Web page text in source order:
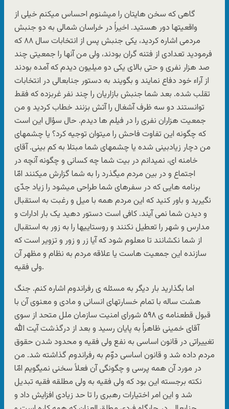
گاهی که سخن هایتان را میشنوم احساس میکنم خیلی از
واقعیتها دور هستید. اخیراً در خراسان شمالی به دو جنبش
مردمی اشاره کردید، یکی جنبش پس از انتخابات سال ۸۸ که
فرمودید تعدادی از فتنه گران بودند، ولی من آنها را جمعیتی چند
صد هزار نفری و حتی بالای یکی دو میلیون دیدم که آمده بودند
از آراء خود دفاع نمایند و بگویند به دستور جنابعالی در انتخابات
تقلب شده. بعد شما جنبش بازاریان را چند نفر غربزده که فقط
توانستند دو سه ظرف آشغال را آتش بزنند خطاب کردید و من
جمعیت هزاران نفری را در فیلم ها دیدم. حال سؤال این است
که چگونه این تفاوت فاحش را میتوان توجیه کرد؟ یا چشمهای
من دچار زیادبینی شده یا چشمهای شما مبتلا به کم بینی. آقای
خامنه ای، نمیدانم در بیت شما چه کسانی و چگونه آنچه در
اجتماع و در بین مردم میگذرد را به شما گزارش میکنند امّا
برنامه هایی که در سفرهای شما طراحی میشود را زیاد جدّی
نگیرید و باور کنید که این مردم همه با میل و رغبت به استقبال
و دیدن شما نمی آیند. کافی است دستور دهید یک بار ادارات و
مدارس و شهر را تعطیل نکنند و روستاییها را به زور به استقبال
از شما نکشانند تا معلوم شود که آیا زر و زور و تزویر است که
سازنده این جمعیت هاست یا علاقه مردم به نظام و مظهر آن
ولی فقیه.
اما بگذارید بار دیگر به مسئله ی رفراندوم اشاره کنم. جنگ
هشت ساله با تمام خسارتهای انسانی و مادی و معنوی آن با
قبول قطعنامه ی ۵۹۸ شورای امنیت سازمان ملل متحد از سوی
آقای خمینی ظاهراً به پایان رسید و بعد از درگذشت آیت الله
تغییراتی در قانون اساسی به نفع ولی فقیه و محدود شدن حقوق
مردم داده شد و قانون اساسی دوّم به رفراندوم گذاشته شد. من
در مورد آن همه پرسی و چگونگی آن فعلاً سخنی نمیگویم امّا
نکته برجسته این بود که ولی فقیه به ولی مطلقه فقیه تبدیل
شد و این امر اختیارات رهبری را تا حد زیادی افزایش داد و